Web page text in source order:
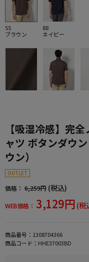
55
ブラウン
88
ネイビー
【吸湿冷感】完
ャツ ボタンダウ
ウン）
OUTLET
価格： 6,259円 (税込)
WEB価格： 3,129円 (税
商品番号： 1308704366
商品コード： HHE37003BD